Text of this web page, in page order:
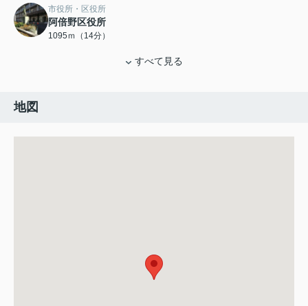
市役所・区役所
阿倍野区役所
1095ｍ（14分）
すべて見る
地図